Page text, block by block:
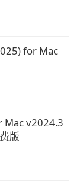
for Mac
Mac v2024.3
版